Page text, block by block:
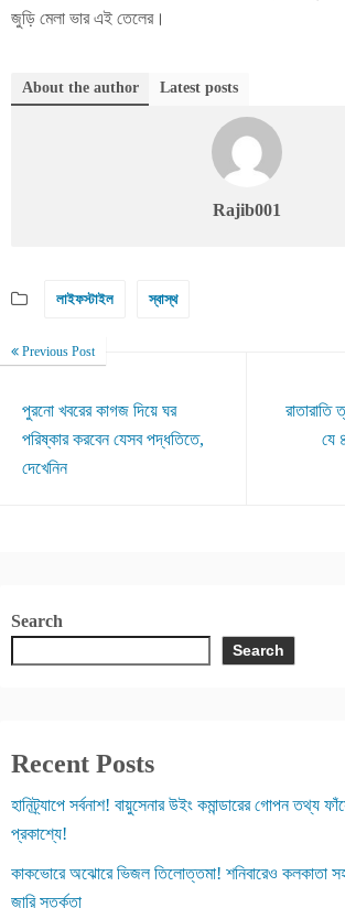
জুড়ি মেলা ভার এই তেলের।
About the author Latest posts
Rajib001
লাইফস্টাইল স্বাস্থ
Previous Post
পুরনো খবরের কাগজ দিয়ে ঘর
পরিষ্কার করবেন যেসব পদ্ধতিতে,
দেখেনিন
রাতারাতি
যে
Search
Search
Recent Posts
হানিট্র্যাপে সর্বনাশ! বায়ুসেনার উইং কমান্ডারের গোপন তথ্য
প্রকাশ্যে!
কাকভোরে অঝোরে ভিজল তিলোত্তমা! শনিবারেও কলকাতা সহ
জারি সতর্কতা